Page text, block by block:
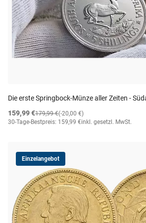
Die erste Springbock-Münze aller Zeiten -
159,99 €
(-20,00 €)
179,99 €
30-Tage-Bestpreis: 159,99 €inkl. gesetzl. MwSt.
Einzelangebot